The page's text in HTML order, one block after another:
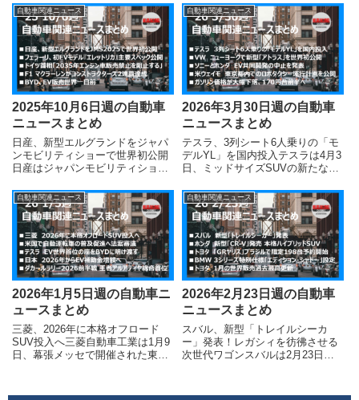
デル（ビッグマイナーチェンジ）
を発表し、即日発売しました。広
い室内空間とSUVらしい走破性を
両立する従来コンセプ...
『GR GT』と競技用モデル
『GR GT3』を公開した。これら
はモータースポーツ起点のフラッ
グシップモ...
自動車関連ニュース
2025年10月6日週の自動車
ニュースまとめ
日産、新型エルグランドをジャパ
ンモビリティショーで世界初公開
日産はジャパンモビリティショー
新型「エルグランド」を世界初公
開する予定です。2026年度発売を
目指すフラッグシップミニバンの
新型エルグランドは...
自動車関連ニュース
2026年3月30日週の自動車
ニュースまとめ
テスラ、3列シート6人乗りの「モ
デルYL」を国内投入テスラは4月3
日、ミッドサイズSUVの新たなバ
を日本市場でもリリースしまし
た。最大の特徴は、これまでの5
人乗りベースから、3列シート・6
人乗りへと居住空間を...
自動車関連ニュース
2026年1月5日週の自動車ニ
ュースまとめ
三菱、2026年に本格オフロード
SUV投入へ三菱自動車工業は1月9
日、幕張メッセで開催された東京
フロード性能を備えた新型クロス
自動車関連ニュース
2026年2月23日週の自動車
ニュースまとめ
スバル、新型「トレイルシーカ
ー」発表！レガシィを彷彿させる
次世代ワゴンスバルは2月23日、
表しました。このモデルは、かつ